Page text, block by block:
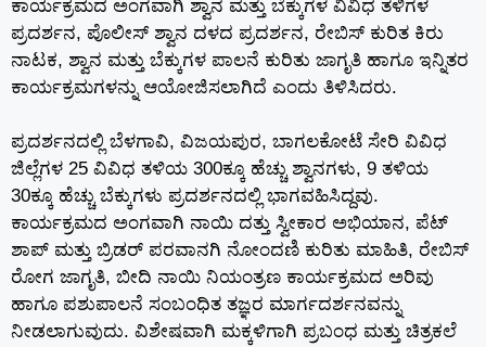
ಕಾರ್ಯಕ್ರಮದ ಅಂಗವಾಗಿ ಶ್ವಾನ ಮತ್ತು ಬೆಕ್ಕುಗಳ ವಿವಿಧ ತಳಿಗಳ
ಪ್ರದರ್ಶನ, ಪೊಲೀಸ್ ಶ್ವಾನ ದಳದ ಪ್ರದರ್ಶನ, ರೇಬಿಸ್ ಕುರಿತ ಕಿರು
ನಾಟಕ, ಶ್ವಾನ ಮತ್ತು ಬೆಕ್ಕುಗಳ ಪಾಲನೆ ಕುರಿತು ಜಾಗೃತಿ ಹಾಗೂ ಇನ್ನಿತರ
ಕಾರ್ಯಕ್ರಮಗಳನ್ನು ಆಯೋಜಿಸಲಾಗಿದೆ ಎಂದು ತಿಳಿಸಿದರು.
ಪ್ರದರ್ಶನದಲ್ಲಿ ಬೆಳಗಾವಿ, ವಿಜಯಪುರ, ಬಾಗಲಕೋಟೆ ಸೇರಿ ವಿವಿಧ
ಜಿಲ್ಲೆಗಳ 25 ವಿವಿಧ ತಳಿಯ 300ಕ್ಕೂ ಹೆಚ್ಚು ಶ್ವಾನಗಳು, 9 ತಳಿಯ
30ಕ್ಕೂ ಹೆಚ್ಚು ಬೆಕ್ಕುಗಳು ಪ್ರದರ್ಶನದಲ್ಲಿ ಭಾಗವಹಿಸಿದ್ದವು.
ಕಾರ್ಯಕ್ರಮದ ಅಂಗವಾಗಿ ನಾಯಿ ದತ್ತು ಸ್ವೀಕಾರ ಅಭಿಯಾನ, ಪೆಟ್
ಶಾಪ್ ಮತ್ತು ಬ್ರಿಡರ್ ಪರವಾನಗಿ ನೋಂದಣಿ ಕುರಿತು ಮಾಹಿತಿ, ರೇಬಿಸ್
ರೋಗ ಜಾಗೃತಿ, ಬೀದಿ ನಾಯಿ ನಿಯಂತ್ರಣ ಕಾರ್ಯಕ್ರಮದ ಅರಿವು
ಹಾಗೂ ಪಶುಪಾಲನೆ ಸಂಬಂಧಿತ ತಜ್ಞರ ಮಾರ್ಗದರ್ಶನವನ್ನು
ನೀಡಲಾಗುವುದು. ವಿಶೇಷವಾಗಿ ಮಕ್ಕಳಿಗಾಗಿ ಪ್ರಬಂಧ ಮತ್ತು ಚಿತ್ರಕಲೆ